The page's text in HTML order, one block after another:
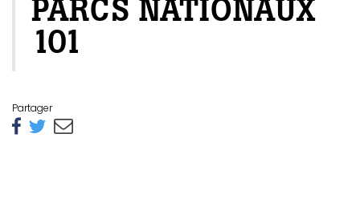
PARCS NATIONAUX
101
Partager